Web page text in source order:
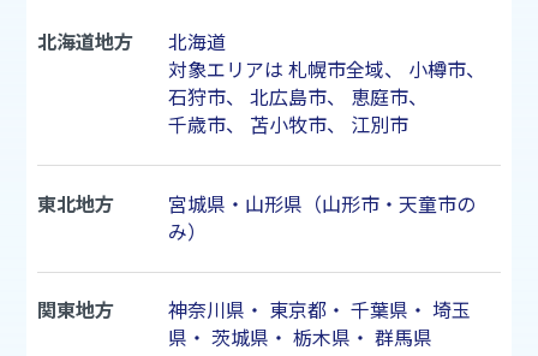
北海道地方
北海道
対象エリアは 札幌市全域、 小樽市、
石狩市、 北広島市、 恵庭市、
千歳市、 苫小牧市、 江別市
東北地方
宮城県・山形県（山形市・天童市の
み）
関東地方 神奈川県 ・ 東京都・ 千葉県 ・ 埼玉
県 ・ 茨城県 ・ 栃木県 ・ 群馬県